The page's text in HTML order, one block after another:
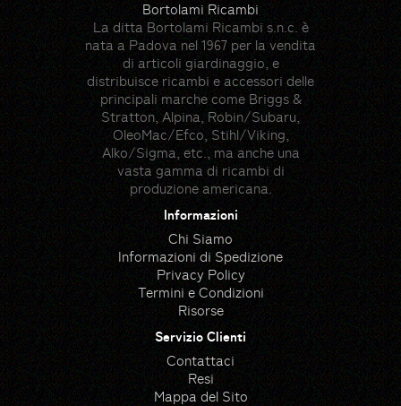
Bortolami Ricambi
La ditta Bortolami Ricambi s.n.c. è
nata a Padova nel 1967 per la vendita
di articoli giardinaggio, e
distribuisce ricambi e accessori delle
principali marche come Briggs &
Stratton, Alpina, Robin/Subaru,
OleoMac/Efco, Stihl/Viking,
Alko/Sigma, etc., ma anche una
vasta gamma di ricambi di
produzione americana.
Informazioni
Chi Siamo
Informazioni di Spedizione
Privacy Policy
Termini e Condizioni
Risorse
Servizio Clienti
Contattaci
Resi
Mappa del Sito